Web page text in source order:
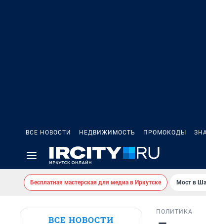
ВСЕ НОВОСТИ НЕДВИЖИМОСТЬ ПРОМОКОДЫ
Бесплатная мастерская для медиа в Иркутске Мост в
ВСЕ НОВОСТИ
ПОЛИТИКА